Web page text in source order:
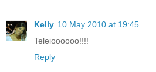
Kelly 10 May 2010 at 19:45
Teleioooooo!!!!
Reply